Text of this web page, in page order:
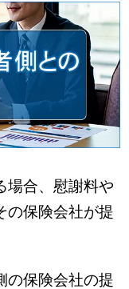
場合、慰謝料や
の保険会社が提
の保険会社の提